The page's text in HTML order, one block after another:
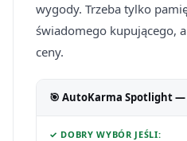
wygody. Trzeba tylko
świadomego kupującego,
ceny.
🎯 AutoKarma Spotlight
✓ DOBRY WYBÓR JEŚLI: